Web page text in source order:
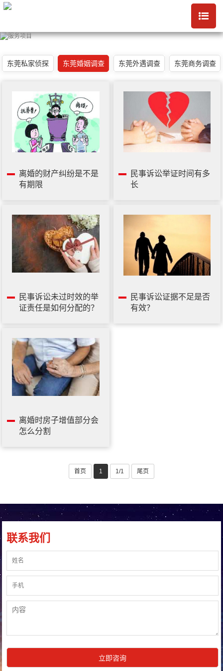
东莞私家侦探 东莞婚姻调查 东莞外遇调查 东莞商务调查
离婚的财产纠纷是不是
有期限
民事诉讼举证时间有多
长
民事诉讼未过时效的举
证责任是如何分配的？
民事诉讼证据不足是否
有效？
离婚时房子增值部分会
怎么分割
首页 1 1/1 尾页
联系我们